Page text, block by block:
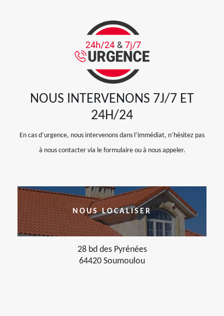
NOUS INTERVENONS 7J/7 ET
24H/24
En cas d’urgence, nous intervenons dans l’immédiat, n’hésitez pas
à nous contacter via le formulaire ou à nous appeler.
NOUS LOCALISER
28 bd des Pyrénées
64420 Soumoulou